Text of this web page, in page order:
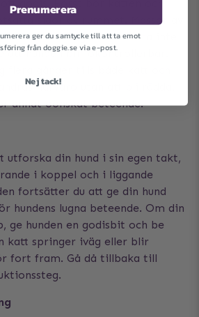
godis. Först bör katten och
sidor av rummet. Massor av
än flera långa besök. Dra inte
att hunden blir okontrollerbar.
närvaro utan att bli rädda,
annat oönskat beteende.
utforska din hund i sin egen takt,
i koppel och i liggande
fortsätter du att ge din hund
hundens lugna beteende. Om din
ge hunden en godisbit och be
katt springer iväg eller blir
fort fram. Gå då tillbaka till
Prenumerera
ger du samtycke till att ta emot
från doggie.se via e-post.
Nej tack!